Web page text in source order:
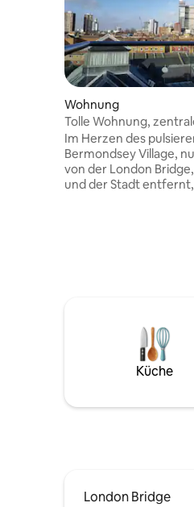
Wohnung
Tolle Wohnung,
atemberaubende
Im Herzen des
Bermondsey Village,
von der London
und der Stadt
geschäftlich oder
verfügt über ein
Wohnzimmer, eine
Küche, ein
Westbalkon für
und
Küche
London Bridge